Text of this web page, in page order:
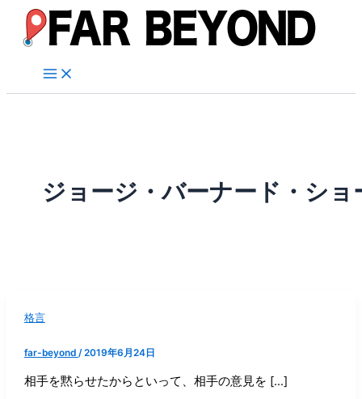
キ
ジョージ・バーナード・ショ
格言
far-beyond /2019年6月24日
相手を黙らせたからといって、相手の意見を […]